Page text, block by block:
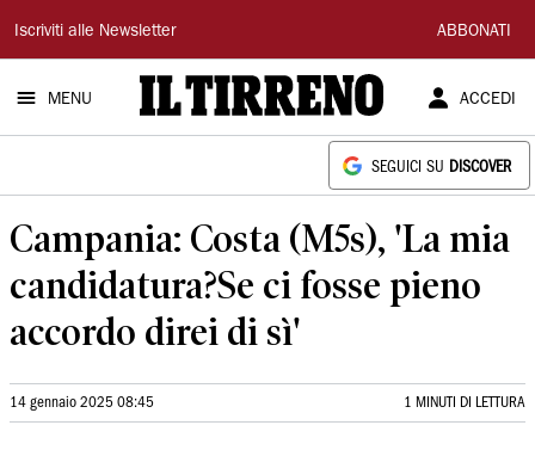
Il
Tirreno
Iscriviti alle Newsletter ABBONATI
MENU ACCEDI
SEGUICI SU DISCOVER
Campania: Costa (M5s), 'La mia
candidatura?Se ci fosse pieno
accordo direi di sì'
14 gennaio 2025 08:45 1 MINUTI DI LETTURA